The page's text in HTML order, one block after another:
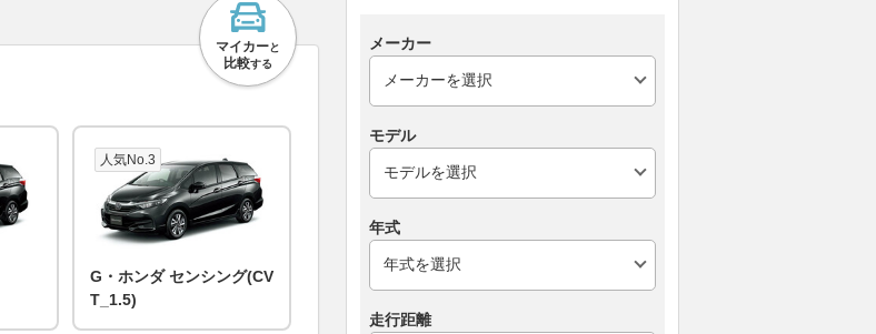
マイカーと
比較する
人気No.3
G・ホンダ センシング(CV
T_1.5)
メーカー
モデル
年式
走行距離